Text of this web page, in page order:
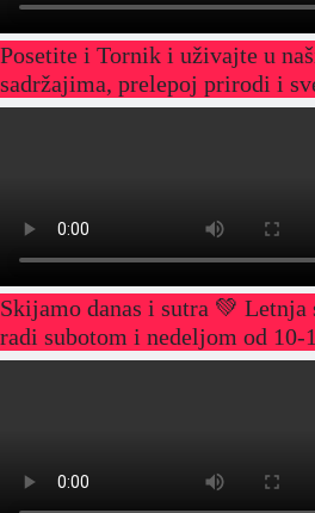
Posetite i Tornik i uživajte u
sadržajima, prelepoj prirodi i
Skijamo danas i sutra 💚 Letnja
radi subotom i nedeljom od 10-